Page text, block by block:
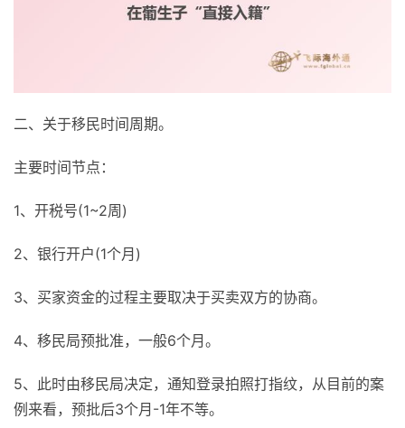
二、关于移民时间周期。
主要时间节点：
1、开税号(1~2周)
2、银行开户(1个月)
3、买家资金的过程主要取决于买卖双方的协商。
4、移民局预批准，一般6个月。
5、此时由移民局决定，通知登录拍照打指纹，从目前的案
例来看，预批后3个月-1年不等。